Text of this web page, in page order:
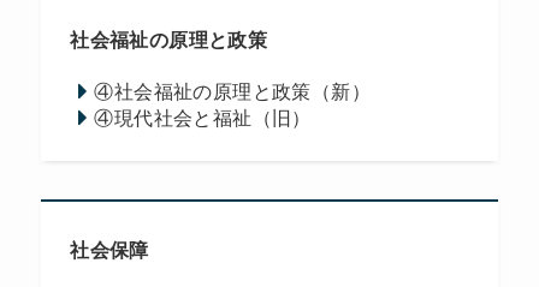
社会福祉の原理と政策
④社会福祉の原理と政策（新）
④現代社会と福祉（旧）
社会保障